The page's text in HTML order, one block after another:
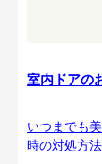
室内ドアの
いつまでも
時の対処方